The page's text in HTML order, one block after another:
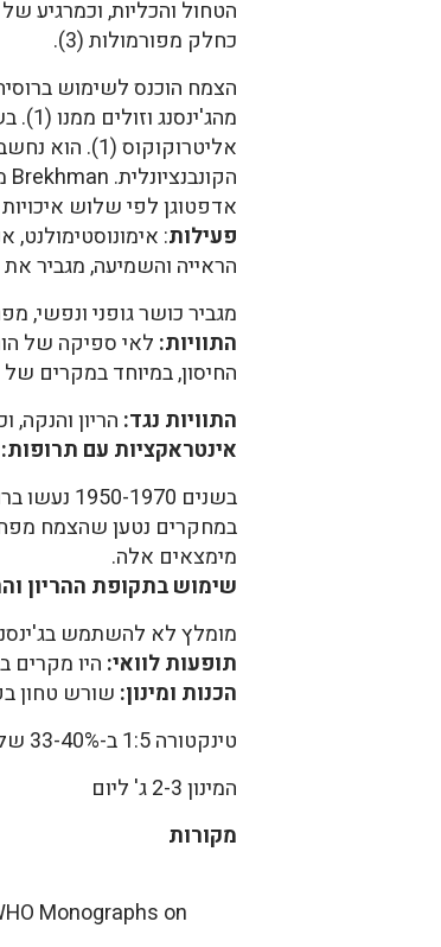
כחלק מפורמולות (3).
הקונבנציונלית. Brekhman מתאר צמח
אדפטוגן לפי שלוש איכויות
פעילות: אימונוסטימולנט,
הראייה והשמיעה, מגביר את
מגביר כושר גופני ונפשי,
התוויות: לאי ספיקה של
החיסון, במיוחד במקרים של
התוויות נגד: הריון והנקה,
אינטראקציות עם תרופות:
בשנים
1950-
מימצאים אלה.
שימוש בתקופת ההריון
מומלץ לא להשתמש בג'ינסנג
תופעות לוואי: היו מקרים
הכנות ומינון: שורש טחון
טינקטורה 1:5 ב-33-40% של אלכוהול (1)
המינון 2-3 ג' ליום
מקורות
Monographs on